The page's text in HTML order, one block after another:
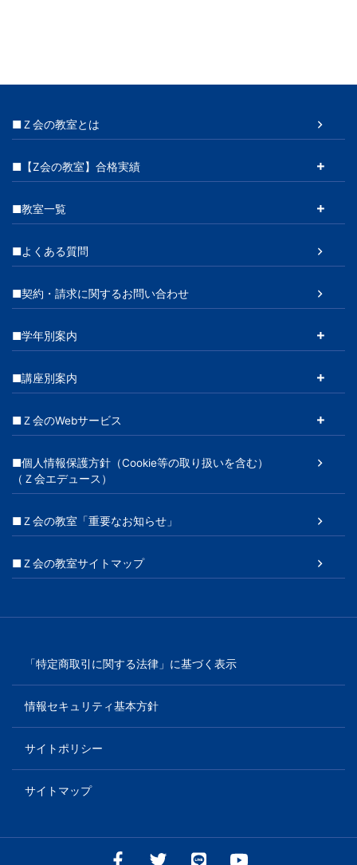
■Ｚ会の教室とは
■【Z会の教室】合格実績
■教室一覧
■よくある質問
■契約・請求に関するお問い合わせ
■学年別案内
■講座別案内
■Ｚ会のWebサービス
■個人情報保護方針（Cookie等の取り扱いを含む）
（Ｚ会エデュース）
■Ｚ会の教室「重要なお知らせ」
■Ｚ会の教室サイトマップ
「特定商取引に関する法律」に基づく表示
情報セキュリティ基本方針
サイトポリシー
サイトマップ